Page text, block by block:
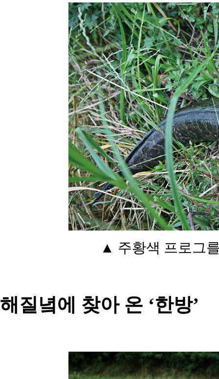
▲ 주황색 프로그
해질녘에 찾아 온 ‘한방’